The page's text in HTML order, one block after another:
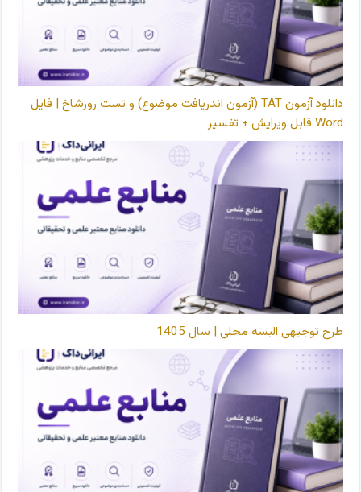
دانلود آزمون TAT (آزمون اندریافت موضوع) و تست رورشاخ | فایل
Word قابل ویرایش + تفسیر
طرح توجیهی البسه محلی | سال 1405